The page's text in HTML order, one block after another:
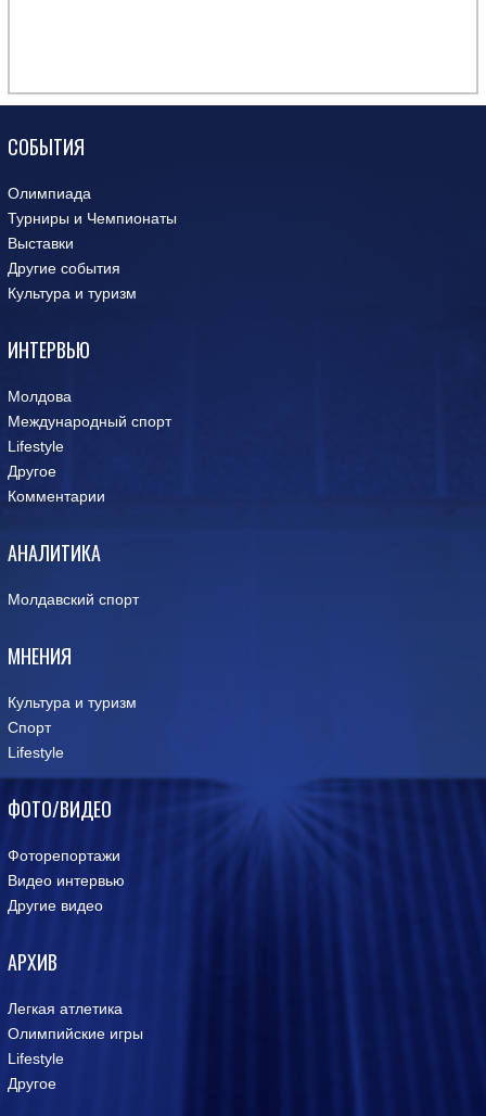
СОБЫТИЯ
Олимпиада
Турниры и Чемпионаты
Выставки
Другие события
Культура и туризм
ИНТЕРВЬЮ
Молдова
Международный спорт
Lifestyle
Другое
Комментарии
АНАЛИТИКА
Молдавский спорт
МНЕНИЯ
Культура и туризм
Спорт
Lifestyle
ФОТО/ВИДЕО
Фоторепортажи
Видео интервью
Другие видео
АРХИВ
Легкая атлетика
Олимпийские игры
Lifestyle
Другое